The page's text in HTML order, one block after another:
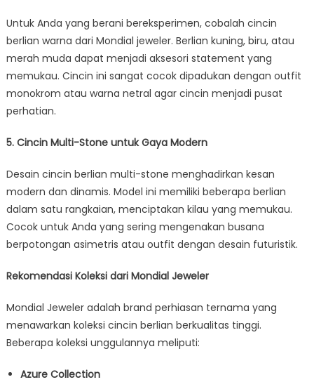
Untuk Anda yang berani bereksperimen, cobalah cincin
berlian warna dari Mondial jeweler. Berlian kuning, biru, atau
merah muda dapat menjadi aksesori statement yang
memukau. Cincin ini sangat cocok dipadukan dengan outfit
monokrom atau warna netral agar cincin menjadi pusat
perhatian.
5. Cincin Multi-Stone untuk Gaya Modern
Desain cincin berlian multi-stone menghadirkan kesan
modern dan dinamis. Model ini memiliki beberapa berlian
dalam satu rangkaian, menciptakan kilau yang memukau.
Cocok untuk Anda yang sering mengenakan busana
berpotongan asimetris atau outfit dengan desain futuristik.
Rekomendasi Koleksi dari Mondial Jeweler
Mondial Jeweler adalah brand perhiasan ternama yang
menawarkan koleksi cincin berlian berkualitas tinggi.
Beberapa koleksi unggulannya meliputi:
Azure Collection